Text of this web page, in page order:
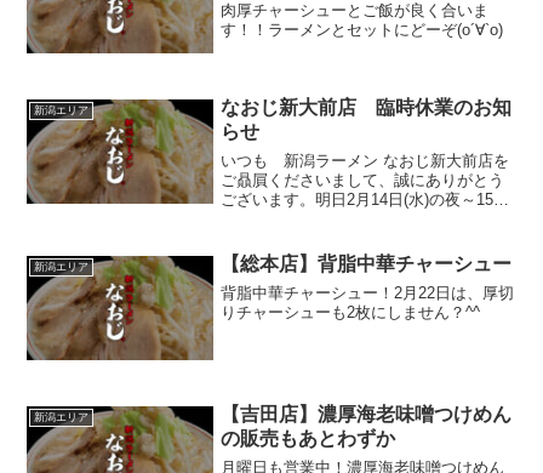
肉厚チャーシューとご飯が良く合いま
す！！ラーメンとセットにどーぞ(о´∀`о)
新潟エリア
なおじ新大前店 臨時休業のお知
らせ
いつも 新潟ラーメン なおじ新大前店を
ご贔屓くださいまして、誠にありがとう
ございます。明日2月14日(水)の夜～15日
ランチのみ営業、夜営業休業。2月15日
(...
新潟エリア 【総本店】背脂中華チャーシュー
背脂中華チャーシュー！2月22日は、厚切
りチャーシューも2枚にしません？^^
新潟エリア
【吉田店】濃厚海老味噌つけめん
の販売もあとわずか
月曜日も営業中！濃厚海老味噌つけめん